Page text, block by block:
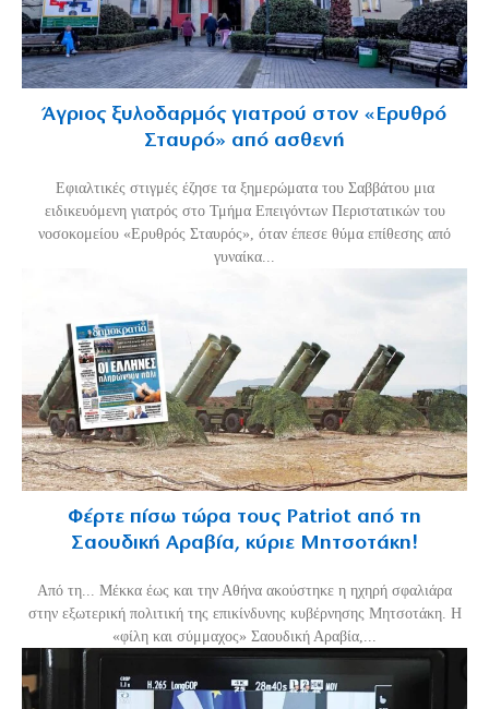
Άγριος ξυλοδαρμός γιατρού στον «Ερυθρό
Σταυρό» από ασθενή
Εφιαλτικές στιγμές έζησε τα ξημερώματα του Σαββάτου μια
ειδικευόμενη γιατρός στο Τμήμα Επειγόντων Περιστατικών του
νοσοκομείου «Ερυθρός Σταυρός», όταν έπεσε θύμα επίθεσης από
γυναίκα...
Φέρτε πίσω τώρα τους Patriot από τη
Σαουδική Αραβία, κύριε Μητσοτάκη!
Από τη... Μέκκα έως και την Αθήνα ακούστηκε η ηχηρή σφαλιάρα
στην εξωτερική πολιτική της επικίνδυνης κυβέρνησης Μητσοτάκη. Η
«φίλη και σύμμαχος» Σαουδική Αραβία,...